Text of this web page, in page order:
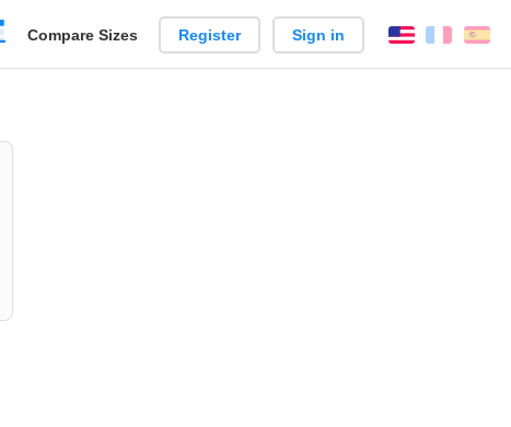
Create
Compare Sizes Register Sign in English